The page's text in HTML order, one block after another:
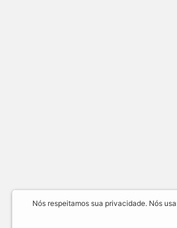
Nós respeitamos sua privacidade. Nós